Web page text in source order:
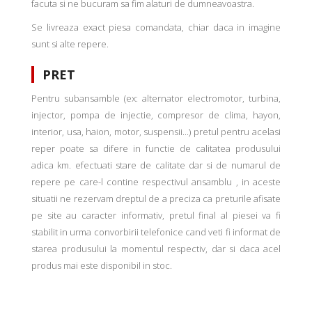
facuta si ne bucuram sa fim alaturi de dumneavoastra.
Se livreaza exact piesa comandata, chiar daca in imagine
sunt si alte repere.
PRET
Pentru subansamble (ex: alternator electromotor, turbina,
injector, pompa de injectie, compresor de clima, hayon,
interior, usa, haion, motor, suspensii...) pretul pentru acelasi
reper poate sa difere in functie de calitatea produsului
adica km. efectuati stare de calitate dar si de numarul de
repere pe care-l contine respectivul ansamblu , in aceste
situatii ne rezervam dreptul de a preciza ca preturile afisate
pe site au caracter informativ, pretul final al piesei va fi
stabilit in urma convorbirii telefonice cand veti fi informat de
starea produsului la momentul respectiv, dar si daca acel
produs mai este disponibil in stoc.